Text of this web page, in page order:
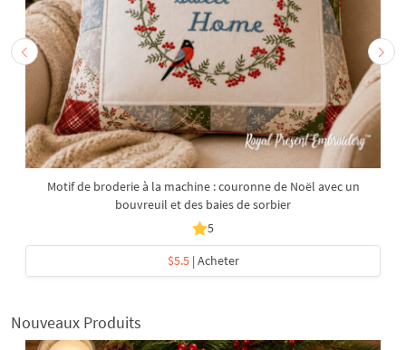
Motif de broderie à la machine : couronne de Noël avec un
bouvreuil et des baies de sorbier
5
$5.5| Acheter
Nouveaux Produits